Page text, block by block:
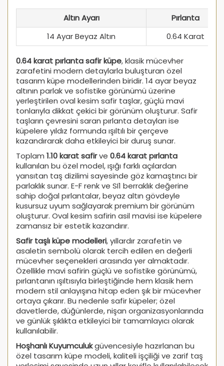
Altın Ayarı
Pırlanta
14 Ayar Beyaz Altın
0.64 Karat
0.64 karat pırlanta safir küpe, klasik mücevher
zarafetini modern detaylarla buluşturan özel
tasarım küpe modellerinden biridir. 14 ayar beyaz
altının parlak ve sofistike görünümü üzerine
yerleştirilen oval kesim safir taşlar, güçlü mavi
tonlarıyla dikkat çekici bir görünüm oluşturur. Safir
taşların çevresini saran pırlanta detayları ise
küpelere yıldız formunda ışıltılı bir çerçeve
kazandırarak daha etkileyici bir duruş sunar.
Toplam 1.10 karat safirve 0.64 karat pırlanta
kullanılan bu özel model, ışığı farklı açılardan
yansıtan taş dizilimi sayesinde göz kamaştırıcı bir
parlaklık sunar. E-F renk ve SI1 berraklık değerine
sahip doğal pırlantalar, beyaz altın gövdeyle
kusursuz uyum sağlayarak premium bir görünüm
oluşturur. Oval kesim safirin asil mavisi ise küpelere
zamansız bir estetik kazandırır.
Safir taşlı küpe modelleri, yıllardır zarafetin ve
asaletin sembolü olarak tercih edilen en değerli
mücevher seçenekleri arasında yer almaktadır.
Özellikle mavi safirin güçlü ve sofistike görünümü,
pırlantanın ışıltısıyla birleştiğinde hem klasik hem
modern stil anlayışına hitap eden şık bir mücevher
ortaya çıkarır. Bu nedenle safir küpeler; özel
davetlerde, düğünlerde, nişan organizasyonlarında
ve günlük şıklıkta etkileyici bir tamamlayıcı olarak
kullanılabilir.
Hoşhanlı Kuyumculukgüvencesiyle hazırlanan bu
özel tasarım küpe modeli, kaliteli işçiliği ve zarif taş